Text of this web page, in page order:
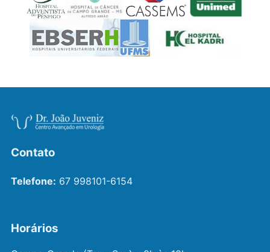
Contato
Telefone: 67 998101-6154
Horários